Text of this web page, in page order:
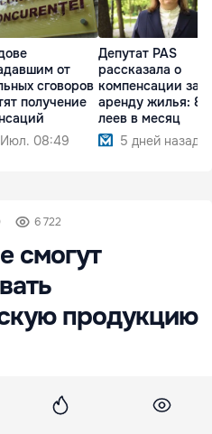
от
сговоров
получение
08:49
Депутат PAS
рассказала о
компенсации за
аренду жилья:
леев в месяц
5 дней назад
6 722
смогут
продукцию
животноводческую